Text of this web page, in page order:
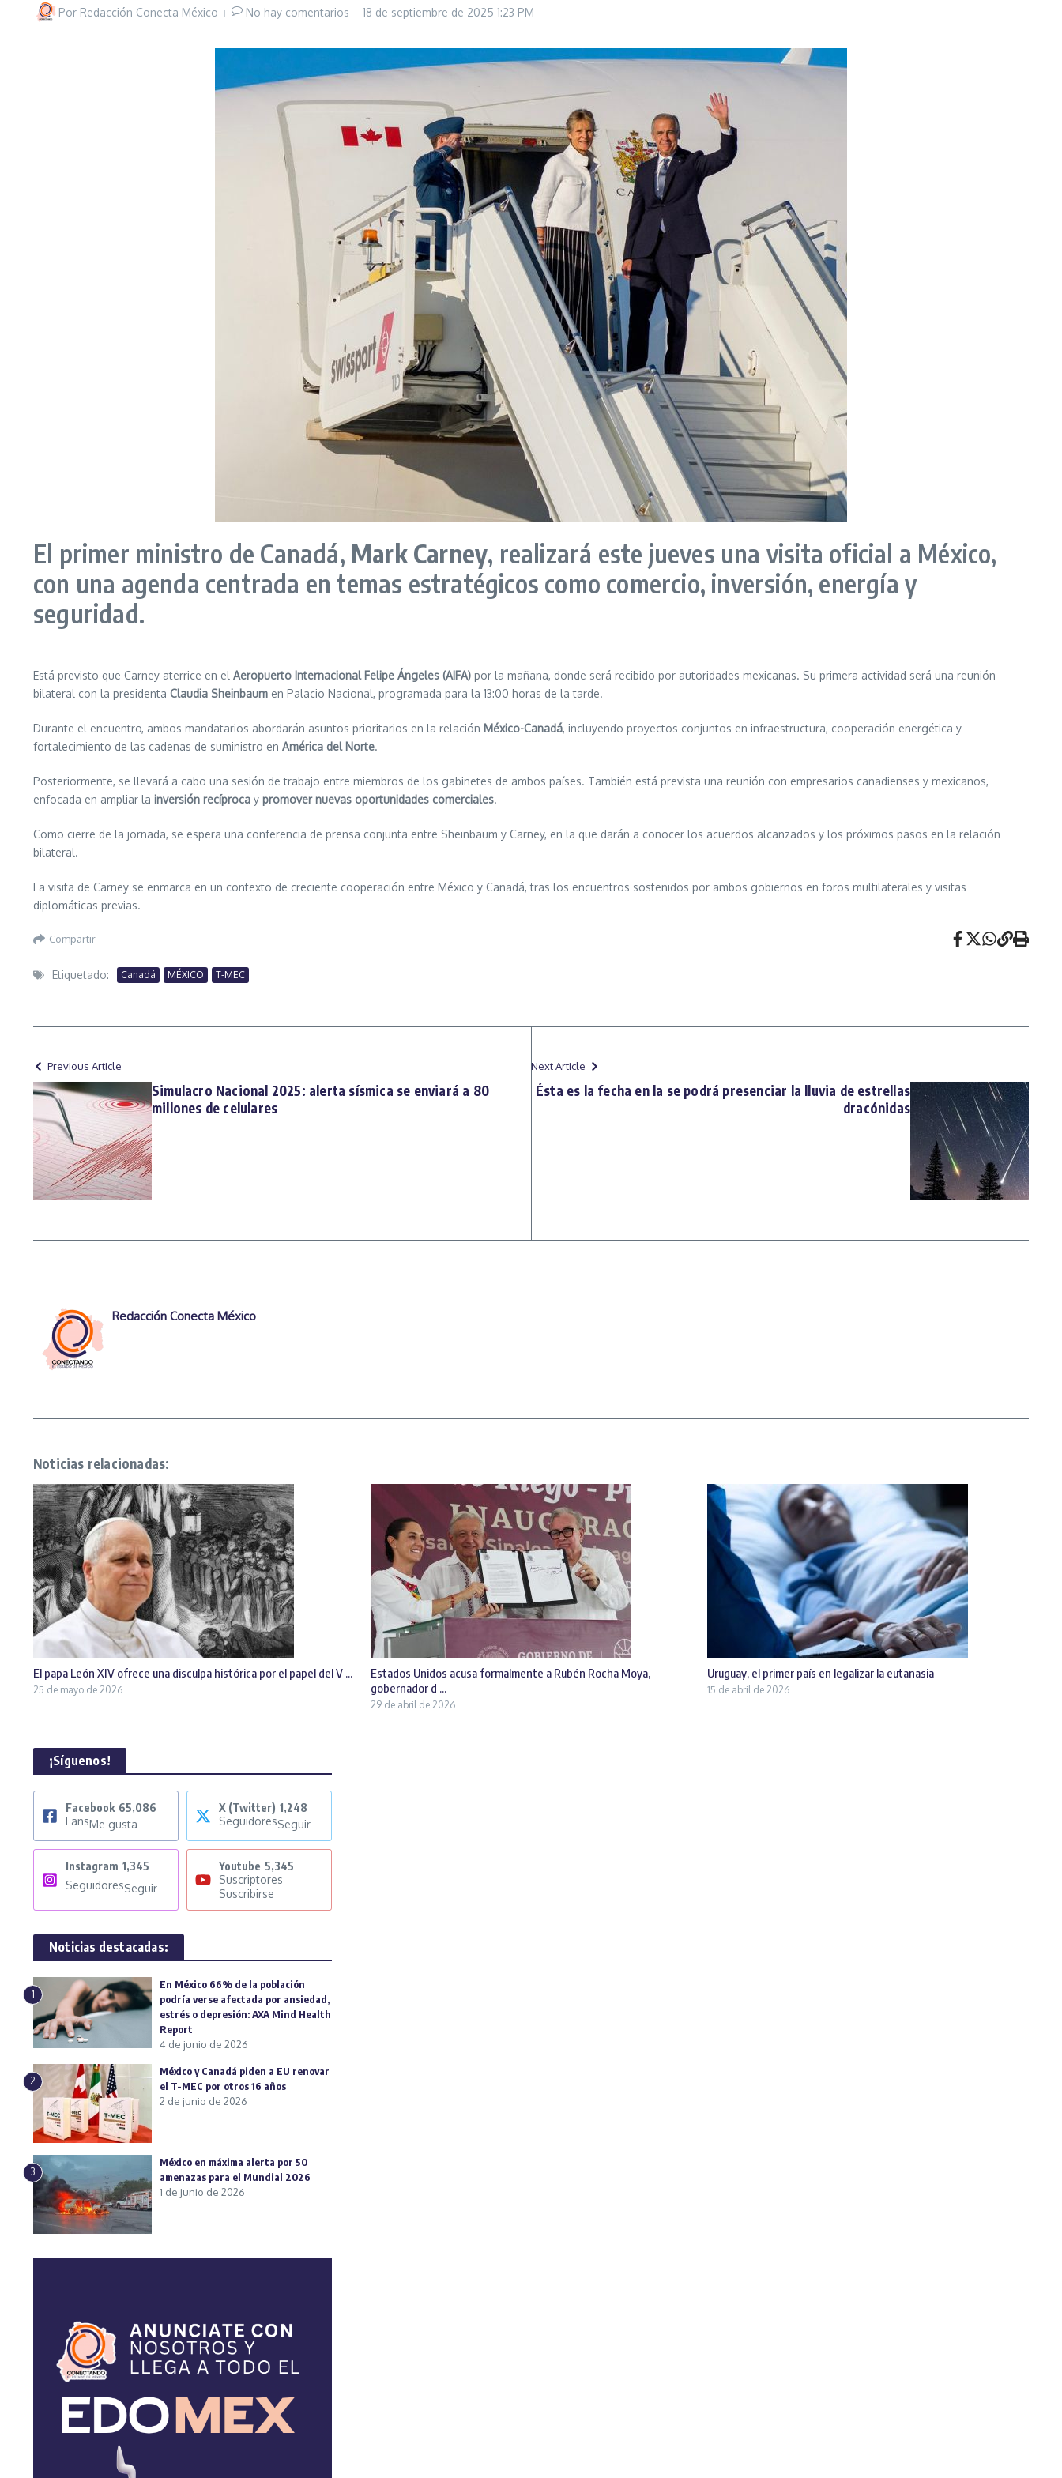
Por Redacción Conecta México No hay comentarios 18 de septiembre de 2025 1:23 PM
El primer ministro de Canadá, Mark Carney, realizará este jueves una visita oficial a México,
con una agenda centrada en temas estratégicos como comercio, inversión, energía y
seguridad.
Está previsto que Carney aterrice en el Aeropuerto Internacional Felipe Ángeles (AIFA) por la mañana, donde será recibido por autoridades mexicanas. Su primera actividad será una reunión
bilateral con la presidenta Claudia Sheinbaum en Palacio Nacional, programada para la 13:00 horas de la tarde.
Durante el encuentro, ambos mandatarios abordarán asuntos prioritarios en la relación México-Canadá, incluyendo proyectos conjuntos en infraestructura, cooperación energética y
fortalecimiento de las cadenas de suministro en América del Norte.
Posteriormente, se llevará a cabo una sesión de trabajo entre miembros de los gabinetes de ambos países. También está prevista una reunión con empresarios canadienses y mexicanos,
enfocada en ampliar la inversión recíproca y promover nuevas oportunidades comerciales.
Como cierre de la jornada, se espera una conferencia de prensa conjunta entre Sheinbaum y Carney, en la que darán a conocer los acuerdos alcanzados y los próximos pasos en la relación
bilateral.
La visita de Carney se enmarca en un contexto de creciente cooperación entre México y Canadá, tras los encuentros sostenidos por ambos gobiernos en foros multilaterales y visitas
diplomáticas previas.
Compartir
Etiquetado: Canadá MÉXICO T-MEC
Previous Article
Simulacro Nacional 2025: alerta sísmica se enviará a 80
millones de celulares
Next Article
Ésta es la fecha en la se podrá presenciar la lluvia de estrellas
dracónidas
Redacción Conecta México
Noticias relacionadas:
El papa León XIV ofrece una disculpa histórica por el papel del V ...
25 de mayo de 2026
Estados Unidos acusa formalmente a Rubén Rocha Moya,
gobernador d ...
29 de abril de 2026
Uruguay, el primer país en legalizar la eutanasia
15 de abril de 2026
¡Síguenos!
Facebook 65,086
FansMe gusta
X (Twitter) 1,248
SeguidoresSeguir
Instagram 1,345
SeguidoresSeguir
Youtube 5,345
Suscriptores
Suscribirse
Noticias destacadas:
1
En México 66% de la población
podría verse afectada por ansiedad,
estrés o depresión: AXA Mind Health
Report
4 de junio de 2026
2
México y Canadá piden a EU renovar
el T-MEC por otros 16 años
2 de junio de 2026
3
México en máxima alerta por 50
amenazas para el Mundial 2026
1 de junio de 2026